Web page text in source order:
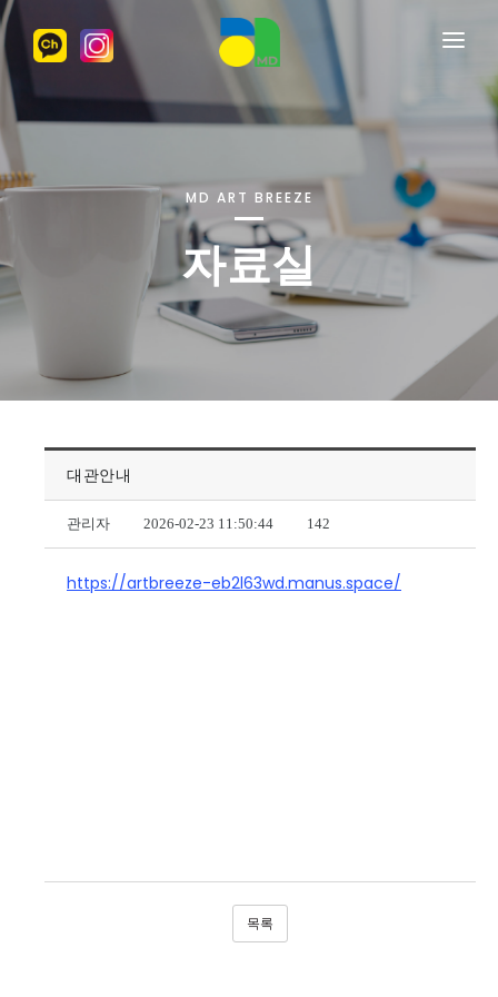
명동아트브리즈
프로그램안내
MD ART BREEZE
자료실
대관안내
관리자 2026-02-23 11:50:44 142
https://artbreeze-eb2l63wd.manus.space/
목록